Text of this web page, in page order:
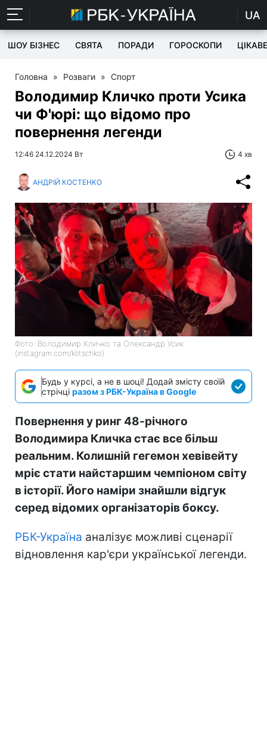
UA
ШОУ БІЗНЕС СВЯТА ПОРАДИ ГОРОСКОПИ ЦІКАВЕ
Головна » Розваги » Спорт
Володимир Кличко проти Усика
чи Ф'юрі: що відомо про
повернення легенди
12:46 24.12.2024 Вт 4 хв
АНДРІЙ КОСТЕНКО
Фото: Володимир Кличко та Олександр Усик
(instagram.com/klitschko)
Будь у курсі, а не в шоці! Додай змісту своїй
стрічці разом з РБК-Україна в Google
Повернення у ринг 48-річного
Володимира Кличка стає все більш
реальним. Колишній гегемон хевівейту
мріє стати найстаршим чемпіоном світу
в історії. Його наміри знайшли відгук
серед відомих організаторів боксу.
РБК-Україна аналізує можливі сценарії
відновлення кар'єри української легенди.